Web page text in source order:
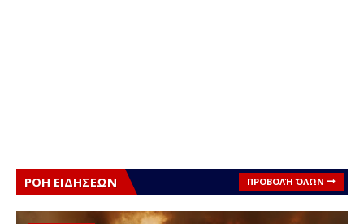
ΡΟΗ ΕΙΔΗΣΕΩΝ ΠΡΟΒΟΛΉ ΌΛΩΝ